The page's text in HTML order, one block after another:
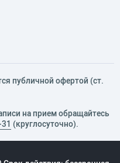
публичной офертой (ст.
на прием обращайтесь
(круглосуточно).